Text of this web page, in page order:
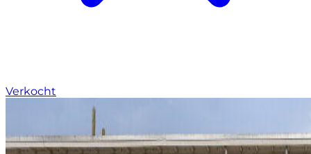
Verkocht